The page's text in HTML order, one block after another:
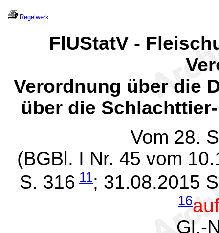
Regelwerk
FlUStatV -
Verordnung über die
über die
Vom 28.
(BGBl. I Nr. 45 vom
S. 316 11; 31.08.2015
16
Gl.-